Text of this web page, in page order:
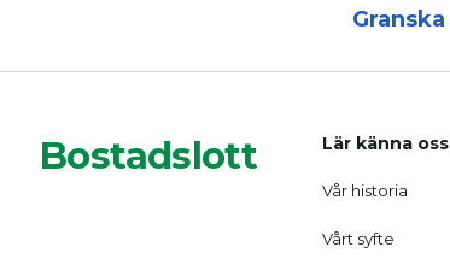
Granska
Bostadslott Lär känna oss
Vår historia
Vårt syfte